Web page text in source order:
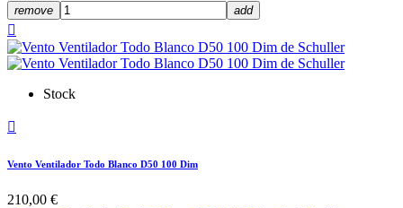
remove add

Stock

Vento Ventilador Todo Blanco D50 100 Dim
210,00 €